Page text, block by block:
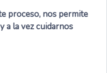
proceso, nos permite
a la vez cuidarnos